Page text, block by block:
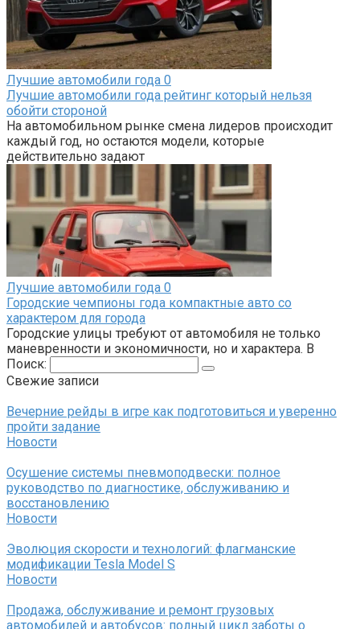
Лучшие автомобили года 0
Лучшие автомобили года рейтинг который нельзя
обойти стороной
На автомобильном рынке смена лидеров происходит
каждый год, но остаются модели, которые
действительно задают
Лучшие автомобили года 0
Городские чемпионы года компактные авто со
характером для города
Городские улицы требуют от автомобиля не только
маневренности и экономичности, но и характера. В
Поиск:
Свежие записи
Вечерние рейды в игре как подготовиться и уверенно
пройти задание
Новости
Осушение системы пневмоподвески: полное
руководство по диагностике, обслуживанию и
восстановлению
Новости
Эволюция скорости и технологий: флагманские
модификации Tesla Model S
Новости
Продажа, обслуживание и ремонт грузовых
автомобилей и автобусов: полный цикл заботы о